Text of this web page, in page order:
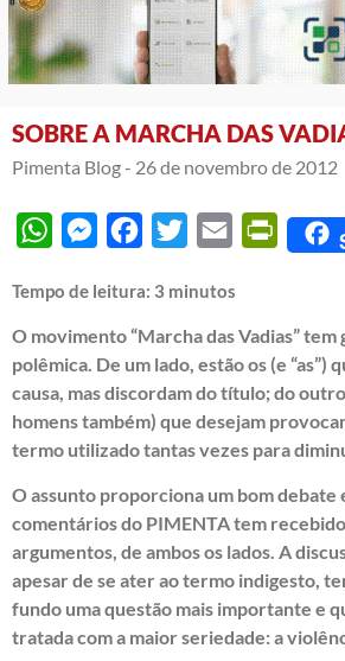
SOBRE A MARCHA DAS
Pimenta Blog - 26 de novembro de 2012
WhatsAppMessengerFacebook
Twitter Email
Tempo de leitura: 3 minutos
O movimento “Marcha das Vadias”
polêmica. De um lado, estão os (e “as”)
causa, mas discordam do título; do
homens também) que desejam
termo utilizado tantas vezes para
O assunto proporciona um bom debate
comentários do PIMENTA tem
argumentos, de ambos os lados. A
apesar de se ater ao termo indigesto,
fundo uma questão mais importante e
tratada com a maior seriedade: a